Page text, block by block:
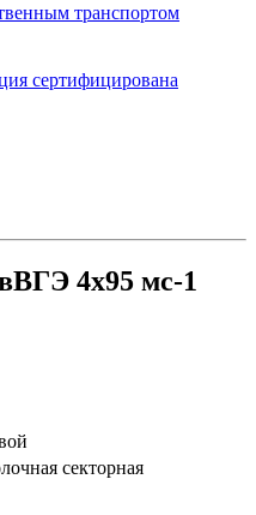
транспортом
сертифицирована
4х95 мс-1
секторная